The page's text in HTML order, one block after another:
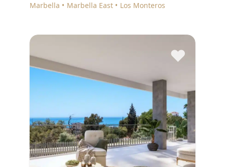
Marbella
Marbella East Los Monteros
♥